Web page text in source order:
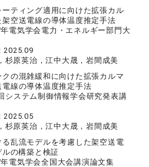
ーティング適用に向けた拡張カル
空送電線の導体温度推定手法
電気学会電力・エネルギー部門大
2025.09
原英治，江中大晟，岩間成美
クの混雑緩和に向けた拡張カルマ
線の導体温度推定⼿法
システム制御情報学会研究発表講
2025.05
原英治，江中大晟，岩間成美
乱流モデルを考慮した架空送電
の構築と検証
電気学会全国大会講演論文集